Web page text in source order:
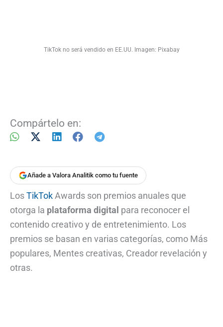
TikTok no será vendido en EE.UU. Imagen: Pixabay
Compártelo en:
Añade a Valora Analitik como tu fuente
LosTikTok Awards son premios anuales que
otorga la plataforma digital para reconocer el
contenido creativo y de entretenimiento. Los
premios se basan en varias categorías, como Más
populares, Mentes creativas, Creador revelación y
otras.